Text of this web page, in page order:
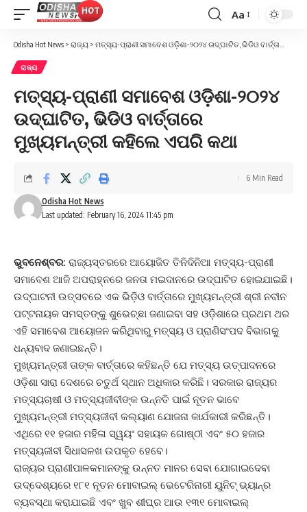
Font
Resizer
Aa
Odisha Hot News > ରାଜ୍ୟ > ମତ୍ସ୍ୟ-ପ୍ରାଣୀ ସମାବେଶ ଓଡ଼ିଶା-୨୦୨୪ ଉଦ୍‌ଘାଟିତ, ଭିଡିଓ ବାର୍ତ୍ତାରେ ମୁଖ୍ୟମନ୍ତ୍ରୀ କହିଲେ ଏପରି କଥା
ରାଜ୍ୟ
ମତ୍ସ୍ୟ-ପ୍ରାଣୀ ସମାବେଶ ଓଡ଼ିଶା-୨୦୨୪
ଉଦ୍‌ଘାଟିତ, ଭିଡିଓ ବାର୍ତ୍ତାରେ
ମୁଖ୍ୟମନ୍ତ୍ରୀ କହିଲେ ଏପରି କଥା
Last updated: February 16, 2024 11:45 pm
Odisha Hot News
6 Min Read
ଭୁବନେଶ୍ବର: ରାଜ୍ୟସ୍ତରରେ ଆୟୋଜିତ ତିନିଦିନିଆ ମତ୍ସ୍ୟ-ପ୍ରାଣୀ
ସମାବେଶ ଆଜି ଅପରାହ୍ନରେ ଜନତା ମଇଦାନରେ ଉଦ୍‌ଘାଟିତ ହୋଇଯାଇଛି।
ଉଦ୍‌ଘାଟନୀ ଉତ୍ସବରେ ଏକ ଭିଡ଼ିଓ ବାର୍ତ୍ତାରେ ମୁଖ୍ୟମନ୍ତ୍ରୀ ଶ୍ରୀ ନବୀନ
ପଟ୍ଟନାୟକ ସମସ୍ତଙ୍କୁ ଶୁଭେଚ୍ଛା ଜଣାଇବା ସହ ଓଡ଼ିଶାରେ ପ୍ରଥମ ଥର
ଏହି ସମାବେଶ ଆୟୋଜନ କରିଥିବାରୁ ମତ୍ସ୍ୟ ଓ ପ୍ରାଣିସଂପଦ ବିଭାଗକୁ
ଧନ୍ୟବାଦ ଜଣାଇଛନ୍ତି।
ମୁଖ୍ୟମନ୍ତ୍ରୀ ତାଙ୍କ ବାର୍ତ୍ତାରେ କହିଛନ୍ତି ଯେ ମତ୍ସ୍ୟ ଉତ୍ପାଦନରେ
ଓଡ଼ିଶା ସାରା ଦେଶରେ ଚତୁର୍ଥ ସ୍ଥାନ ଅଧିକାର କରିଛି। ସରକାର ରାଜ୍ୟର
ମତ୍ସ୍ୟଚାଷୀ ଓ ମତ୍ସ୍ୟଜୀବୀଙ୍କ ଉନ୍ନତି ପାଇଁ ନୂତନ ଭାବେ
ମୁଖ୍ୟମନ୍ତ୍ରୀ ମତ୍ସ୍ୟଜୀବୀ କଲ୍ୟାଣ ଯୋଜନା କାର୍ଯକାରୀ କରିଛନ୍ତି।
ଏଥିରେ ୧୧ ହଜାର ମହିଳା ସ୍ୱୟଂ ସହାୟକ ଗୋଷ୍ଠୀ ଏବଂ ୫୦ ହଜାର
ମତ୍ସ୍ୟଜୀବୀ ସିଧାସଳଖ ଉପକୃତ ହେବେ।
ରାଜ୍ୟର ପ୍ରାଣୀପାଳକମାନଙ୍କୁ ଉନ୍ନତ ମାନର ସେବା ଯୋଗାଇଦେବା
ଉଦ୍ଦେଶ୍ୟରେ ୧୮୧ ନୂତନ ମୋବାଇଲ୍‌ ଭେଟେରିନାରୀ ୟୁନିଟ୍‌ ଭ୍ୟାନ୍‌ର
ବ୍ୟବସ୍ଥା କରାଯାଇଛି ଏବଂ ଖୁବ ଶୀଘ୍ର ଆଉ ୧୩୧ ମୋବାଇଲ୍‌